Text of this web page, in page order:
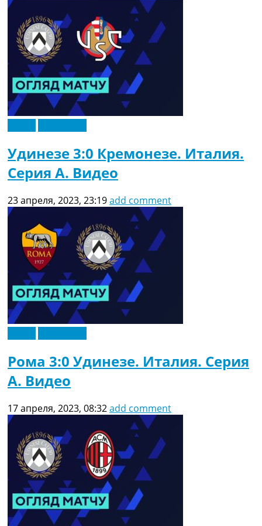
Удинезе 3:0 Кремонезе. Италия.
Серия A. Видео
23 апреля, 2023, 23:19add comment
Рома 3:0 Удинезе. Италия. Серия
A. Видео
17 апреля, 2023, 08:32add comment